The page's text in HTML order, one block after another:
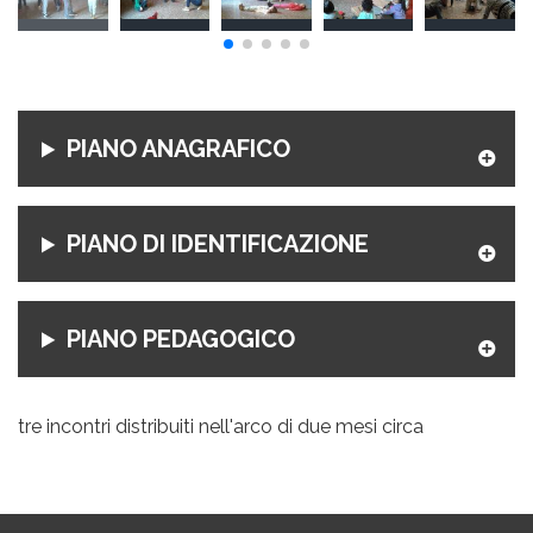
PIANO ANAGRAFICO
PIANO DI IDENTIFICAZIONE
PIANO PEDAGOGICO
tre incontri distribuiti nell'arco di due mesi circa